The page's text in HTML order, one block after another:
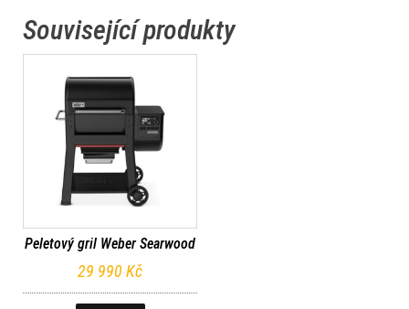
Související produkty
Peletový gril Weber Searwood
29 990Kč